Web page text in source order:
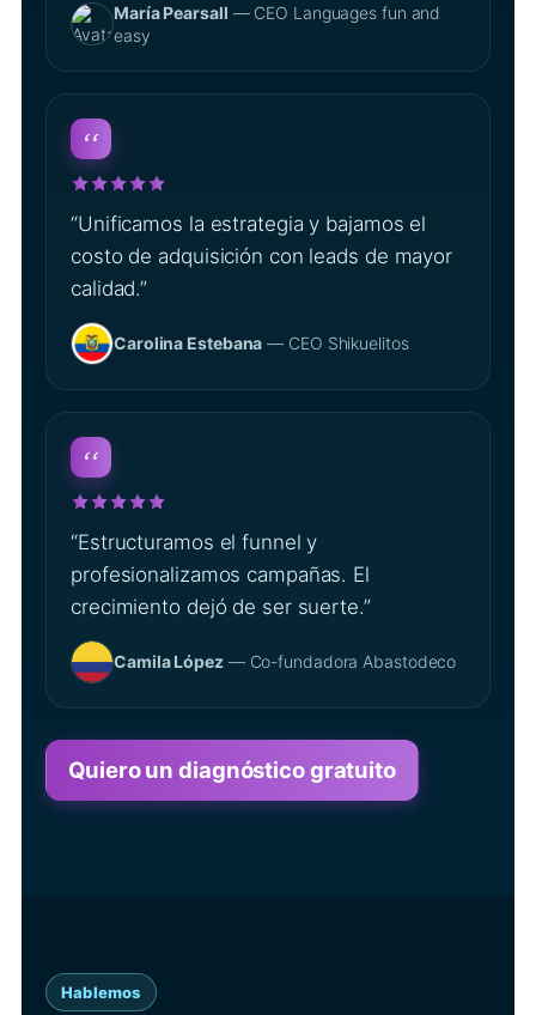
María Pearsall — CEO Languages fun and
easy
“Unificamos la estrategia y bajamos el
costo de adquisición con leads de mayor
calidad.”
Carolina Estebana — CEO Shikuelitos
“Estructuramos el funnel y
profesionalizamos campañas. El
crecimiento dejó de ser suerte.”
Camila López— Co-fundadora Abastodeco
Quiero un diagnóstico gratuito
Hablemos